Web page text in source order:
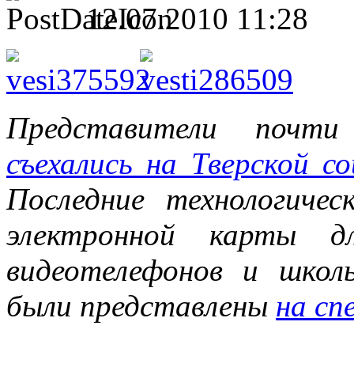
12.07.2010 11:28
Представители
съехались на Тверской
Последние
электронной карты
видеотелефонов и
были представлены на